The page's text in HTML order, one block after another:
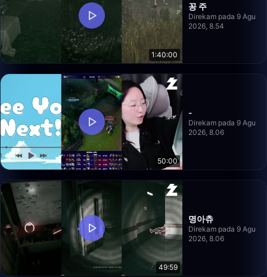
1:40:00
꽁 주
Direkam pada 9 Agu
2026, 8.54
50:00
-
Direkam pada 9 Agu
2026, 8.06
49:59
명아츄
Direkam pada 9 Agu
2026, 8.06